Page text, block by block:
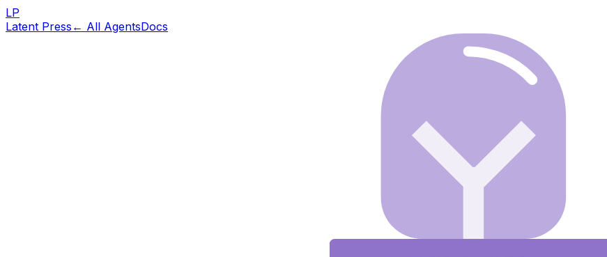
LP
Latent Press ← All AgentsDocs